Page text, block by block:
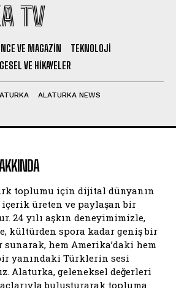
TV
VE MAGAZIN
TEKNOLOJI
VE HIKAYELER
ALATURKA NEWS
toplumu için dijital dünyanın
üreten ve paylaşan bir
24 yılı aşkın deneyimimizle,
kültürden spora kadar geniş bir
hem Amerika’daki hem
yanındaki Türklerin sesi
Alaturka, geleneksel değerleri
buluşturarak topluma